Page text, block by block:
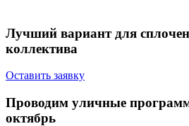
Лучший вариант для
коллектива
Оставить заявку
Проводим уличные
октябрь